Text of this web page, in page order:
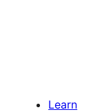
Learn